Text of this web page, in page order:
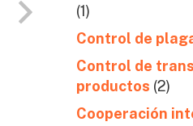
(1)
Control de
Control de
productos (2)
Cooperación